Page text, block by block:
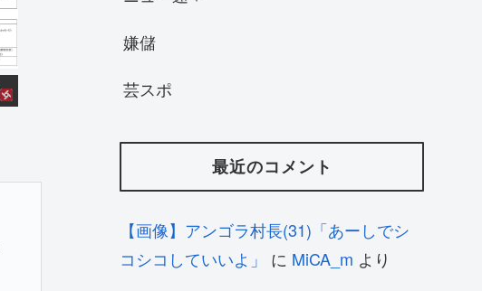
嫌儲
芸スポ
最近のコメント
【画像】アンゴラ村長(31)「あーしでシ
コシコしていいよ」
に MiCA_m より